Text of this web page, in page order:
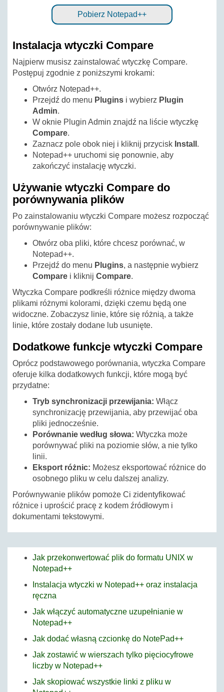
Pobierz Notepad++
Instalacja wtyczki Compare
Najpierw musisz zainstalować wtyczkę Compare.
Postępuj zgodnie z poniższymi krokami:
Otwórz Notepad++.
Przejdź do menu Plugins i wybierz Plugin
Admin.
W oknie Plugin Admin znajdź na liście wtyczkę
Compare.
Zaznacz pole obok niej i kliknij przycisk Install .
Notepad++ uruchomi się ponownie, aby
zakończyć instalację wtyczki.
Używanie wtyczki Compare do
porównywania plików
Po zainstalowaniu wtyczki Compare możesz rozpocząć
porównywanie plików:
Otwórz oba pliki, które chcesz porównać, w
Notepad++.
Przejdź do menu Plugins, a następnie wybierz
Compare i kliknij Compare.
Wtyczka Compare podkreśli różnice między dwoma
plikami różnymi kolorami, dzięki czemu będą one
widoczne. Zobaczysz linie, które się różnią, a także
linie, które zostały dodane lub usunięte.
Dodatkowe funkcje wtyczki Compare
Oprócz podstawowego porównania, wtyczka Compare
oferuje kilka dodatkowych funkcji, które mogą być
przydatne:
Tryb synchronizacji przewijania: Włącz
synchronizację przewijania, aby przewijać oba
pliki jednocześnie.
Porównanie według słowa: Wtyczka może
porównywać pliki na poziomie słów, a nie tylko
linii.
Eksport różnic: Możesz eksportować różnice do
osobnego pliku w celu dalszej analizy.
Porównywanie plików pomoże Ci zidentyfikować
różnice i uprościć pracę z kodem źródłowym i
dokumentami tekstowymi.
Jak przekonwertować plik do formatu UNIX w
Notepad++
Instalacja wtyczki w Notepad++ oraz instalacja
ręczna
Jak włączyć automatyczne uzupełnianie w
Notepad++
Jak dodać własną czcionkę do NotePad++
Jak zostawić w wierszach tylko pięciocyfrowe
liczby w Notepad++
Jak skopiować wszystkie linki z pliku w